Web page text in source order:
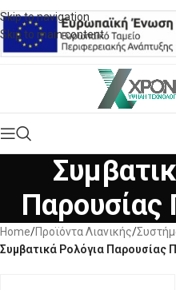
Skip to navigation
Skip to main content
Home/Προϊόντα Λιανικής/
Συμβατικά Ρολόγια Παρουσίας